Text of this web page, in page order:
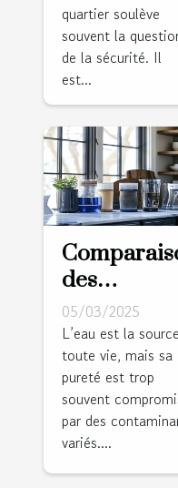
quartier soulève
souvent la
de la sécurité. Il
est...
des
méthodes
purification
de l'eau à la
maison
05/03/2025
L’eau est la
toute vie, mais sa
pureté est trop
souvent
par des
variés....